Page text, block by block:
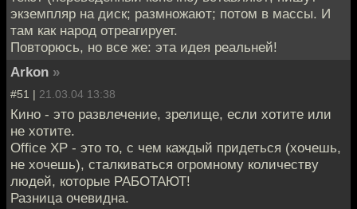
экземпляр на диск; размножают; потом в массы. И
там как народ отреагирует.
Повторюсь, но все же: эта идея реальней!
Arkon »
#51 | 21.03.04 13:38
Кино - это развлечение, зрелище, если хотите или
не хотите.
Office XP - это то, с чем каждый придеться (хочешь,
не хочешь), сталкиваться огромному количеству
людей, которые РАБОТАЮТ!
Разница очевидна.